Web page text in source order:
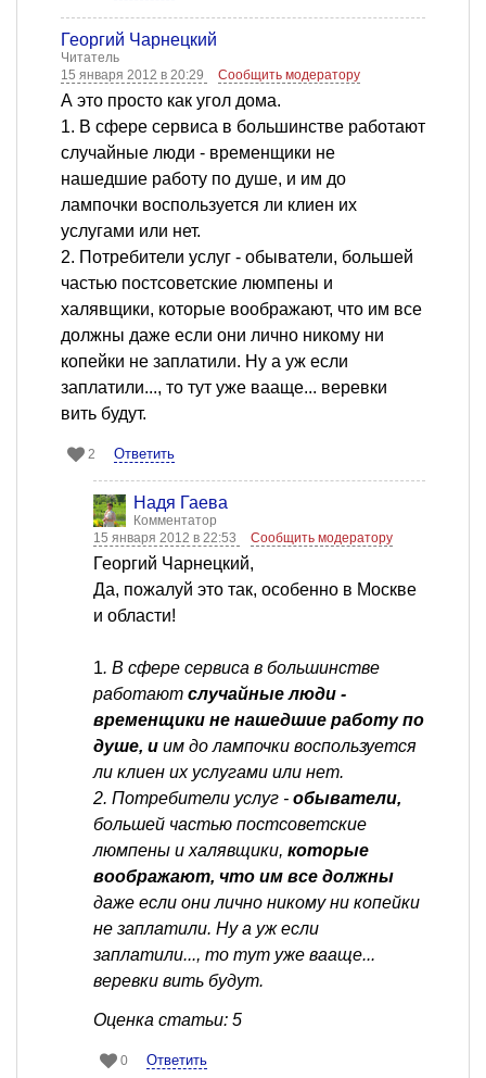
Георгий Чарнецкий
Читатель
15 января 2012 в 20:29
Сообщить модератору
А это просто как угол дома.
1. В сфере сервиса в большинстве работают
случайные люди - временщики не
нашедшие работу по душе, и им до
лампочки воспользуется ли клиен их
услугами или нет.
2. Потребители услуг - обыватели, большей
частью постсоветские люмпены и
халявщики, которые воображают, что им все
должны даже если они лично никому ни
копейки не заплатили. Ну а уж если
заплатили..., то тут уже вааще... веревки
вить будут.
2 Ответить
Надя Гаева
Комментатор
15 января 2012 в 22:53
Сообщить модератору
Георгий Чарнецкий,
Да, пожалуй это так, особенно в Москве
и области!
1. В сфере сервиса в большинстве
работают случайные люди -
временщики не нашедшие работу по
душе, и им до лампочки воспользуется
ли клиен их услугами или нет.
2. Потребители услуг - обыватели,
большей частью постсоветские
люмпены и халявщики, которые
воображают, что им все должны
даже если они лично никому ни копейки
не заплатили. Ну а уж если
заплатили..., то тут уже вааще...
веревки вить будут.
Оценка статьи: 5
0 Ответить